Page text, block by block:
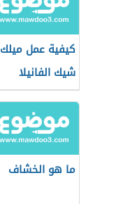
كيفية عمل ميلك
شيك الفانيلا
ما هو الخشاف